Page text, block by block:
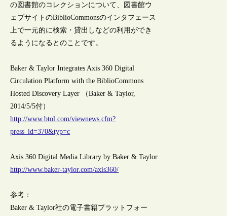
の図書館のコレクションについて、図書館ウ
ェブサイトのBiblioCommonsのインタフェース
上で一元的に検索・貸出しなどの利用ができ
るようになるとのことです。
Baker & Taylor Integrates Axis 360 Digital
Circulation Platform with the BiblioCommons
Hosted Discovery Layer （Baker & Taylor,
2014/5/5付）
http://www.btol.com/viewnews.cfm?
press_id=370&typ=c
Axis 360 Digital Media Library by Baker & Taylor
http://www.baker-taylor.com/axis360/
参考：
Baker & Taylor社の電子書籍プラットフォー